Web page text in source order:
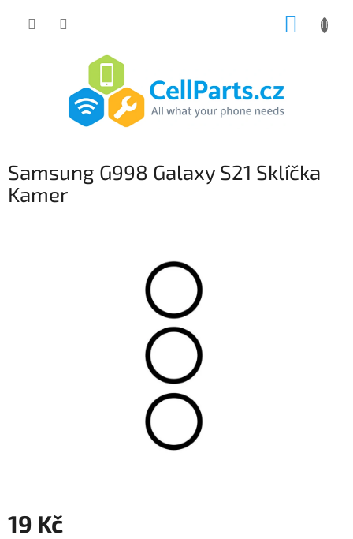
Samsung G998 Galaxy S21 Sklíčka
Kamer
19 Kč